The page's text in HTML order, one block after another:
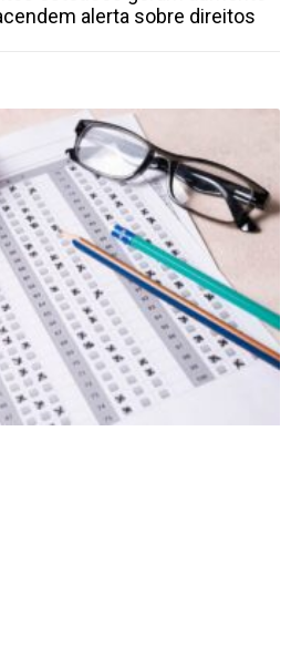
alerta sobre direitos